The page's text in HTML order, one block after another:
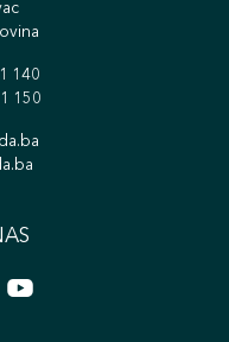
140
150